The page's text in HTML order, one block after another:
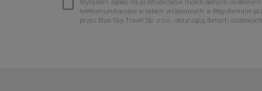
Wyrażam zgodę na przetwarzanie moich danych
telekomunikacyjne w celach wskazanych w Regulaminie
przez Blue Sky Travel Sp. z o.o., dotyczącą danych